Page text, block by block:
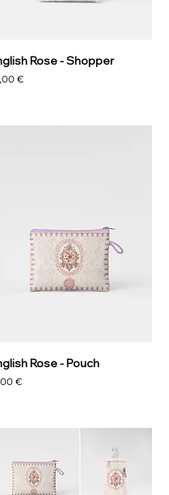
Rose - Shopper
€
Rose - Pouch
€